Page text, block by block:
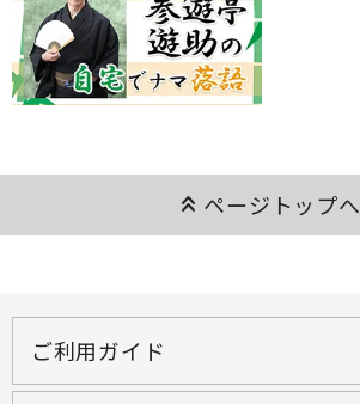
keyboard_double_arrow_up ページトップへ
ご利用ガイド